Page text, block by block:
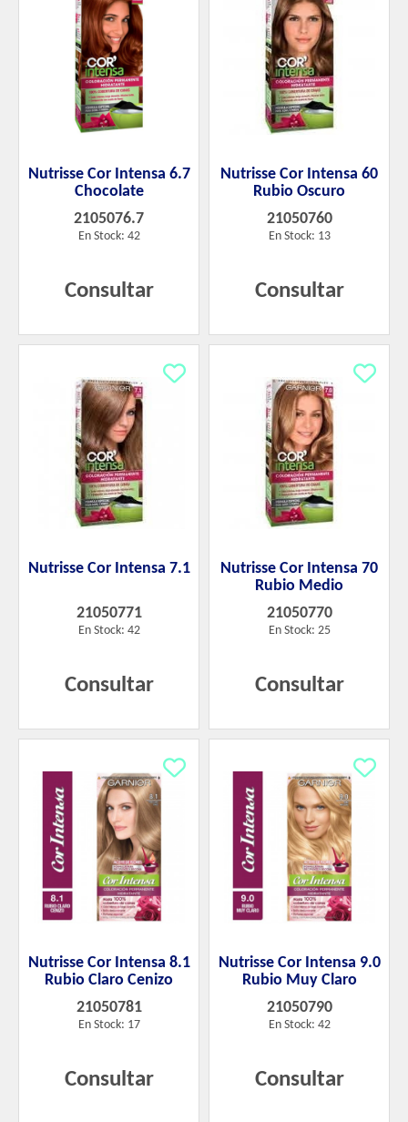
Nutrisse Cor Intensa 6.7
Chocolate
2105076.7
En Stock: 42
Consultar
Nutrisse Cor Intensa 60
Rubio Oscuro
21050760
En Stock: 13
Consultar
Nutrisse Cor Intensa 7.1
21050771
En Stock: 42
Consultar
Nutrisse Cor Intensa 70
Rubio Medio
21050770
En Stock: 25
Consultar
Nutrisse Cor Intensa 8.1
Rubio Claro Cenizo
21050781
En Stock: 17
Consultar
Nutrisse Cor Intensa 9.0
Rubio Muy Claro
21050790
En Stock: 42
Consultar